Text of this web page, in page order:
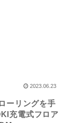
2023.06.23
ーリングを手
充電式フロア